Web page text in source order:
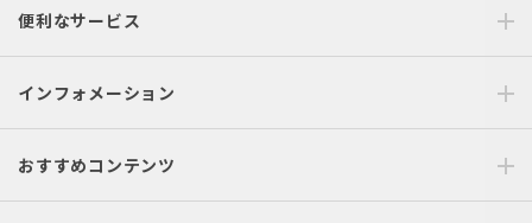
便利なサービス
インフォメーション
おすすめコンテンツ